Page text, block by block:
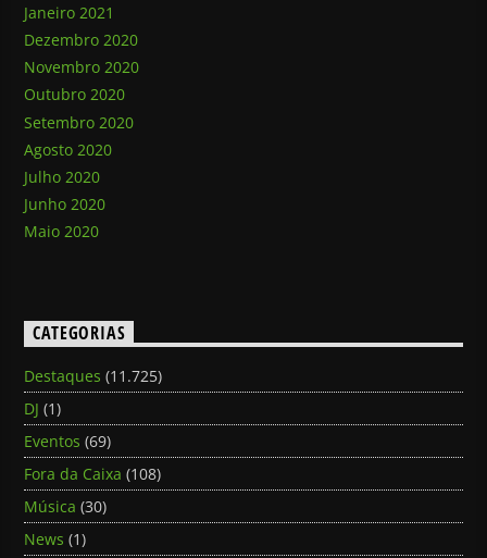
Janeiro 2021
Dezembro 2020
Novembro 2020
Outubro 2020
Setembro 2020
Agosto 2020
Julho 2020
Junho 2020
Maio 2020
CATEGORIAS
Destaques (11.725)
DJ (1)
Eventos (69)
Fora da Caixa (108)
Música (30)
News (1)